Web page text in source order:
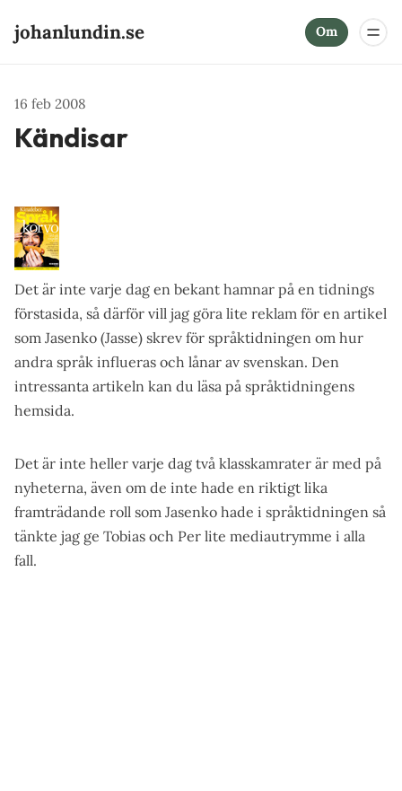
johanlundin.se Om
16 feb 2008
Kändisar
Det är inte varje dag en bekant hamnar på en tidnings
förstasida, så därför vill jag göra lite reklam för en artikel
som Jasenko (Jasse) skrev för språktidningen om hur
andra språk influeras och lånar av svenskan. Den
intressanta artikeln kan du läsa på språktidningens
hemsida.
Det är inte heller varje dag två klasskamrater är med på
nyheterna, även om de inte hade en riktigt lika
framträdande roll som Jasenko hade i språktidningen så
tänkte jag ge Tobias och Per lite mediautrymme i alla
fall.